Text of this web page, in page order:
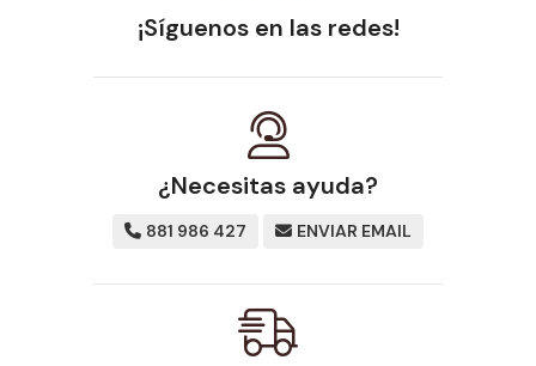
¡Síguenos en las redes!
¿Necesitas ayuda?
881 986 427 ENVIAR EMAIL